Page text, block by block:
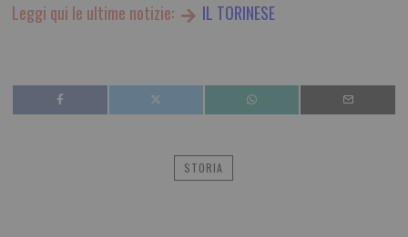
Leggi qui le ultime notizie: IL TORINESE
STORIA